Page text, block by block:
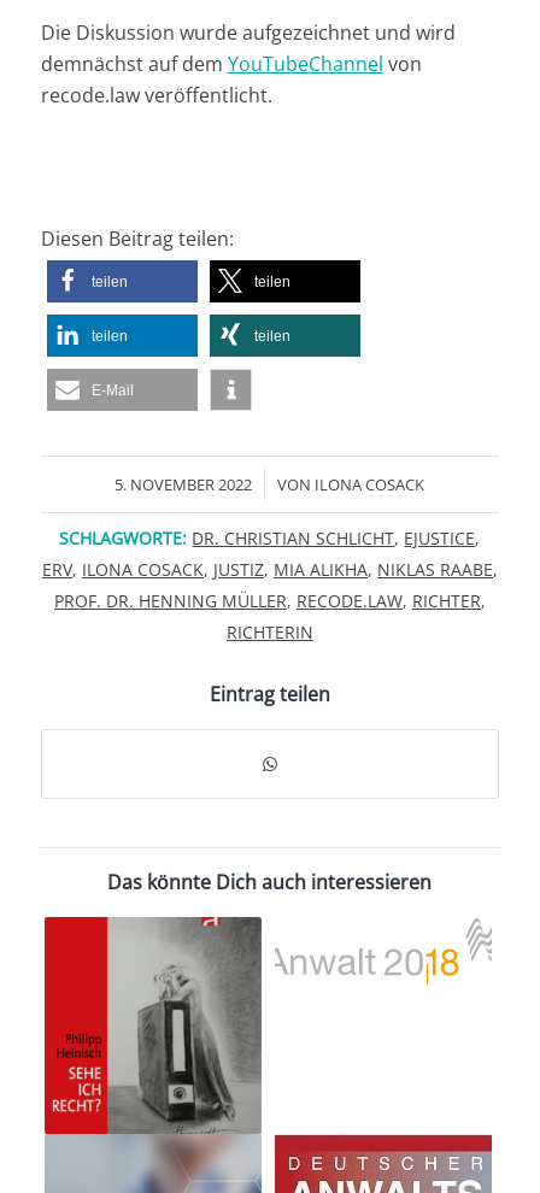
Die Diskussion wurde aufgezeichnet und wird
demnächst auf dem YouTubeChannel von
recode.law veröffentlicht.
Diesen Beitrag teilen:
teilen teilen
teilen teilen
E-Mail
5. NOVEMBER 2022
/ VON ILONA COSACK
SCHLAGWORTE: DR. CHRISTIAN SCHLICHT, EJUSTICE,
ERV, ILONA COSACK, JUSTIZ, MIA ALIKHA, NIKLAS RAABE,
PROF. DR. HENNING MÜLLER, RECODE.LAW, RICHTER,
RICHTERIN
Eintrag teilen
Das könnte Dich auch interessieren